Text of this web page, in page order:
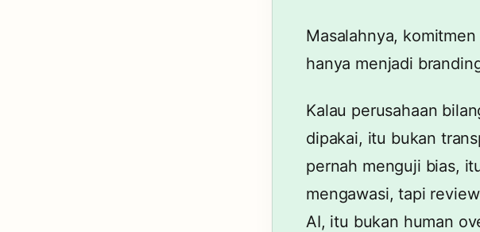
Masalahnya,
hanya menjadi
Kalau perusahaan
dipakai, itu bukan
pernah menguji bias,
mengawasi, tapi
AI, itu bukan human